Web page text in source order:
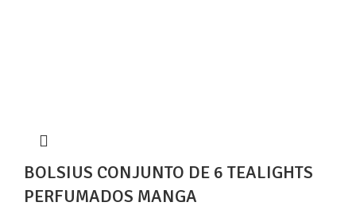
BOLSIUS CONJUNTO DE 6 TEALIGHTS
PERFUMADOS MANGA